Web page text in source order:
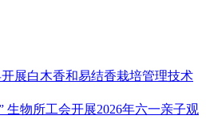
展白木香和易结香栽培管理技术
生物所工会开展2026年六一亲子观